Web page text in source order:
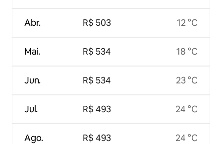
Abr.
Mai.
Jun.
Jul.
Ago.
R$ 503
R$ 534
R$ 534
R$ 493
R$ 493
12 °C
18 °C
23 °C
24 °C
24 °C